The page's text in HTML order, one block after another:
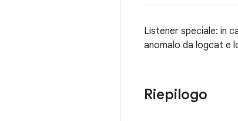
Listener speciale: in
anomalo da logcat e
Riepilogo